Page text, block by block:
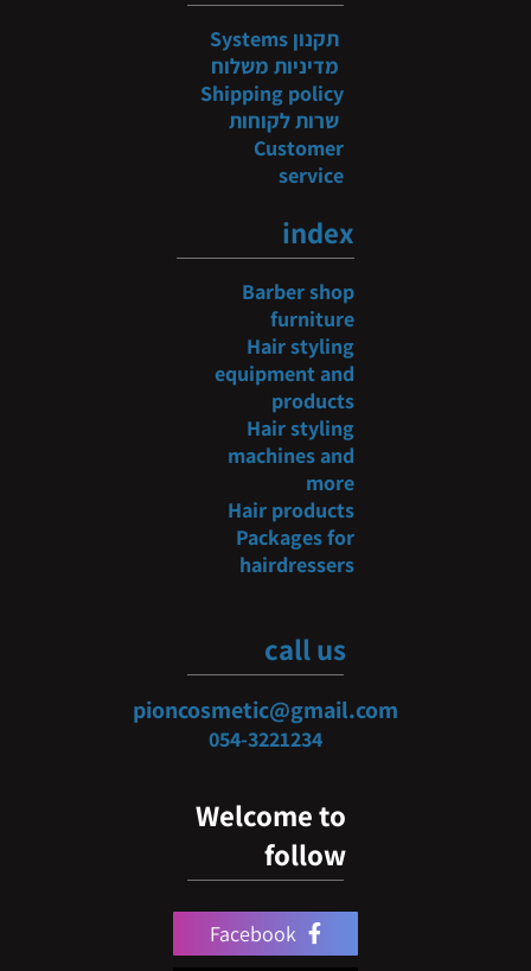
תקנון Systems
מדיניות משלוח
Shipping policy
שרות לקוחות
Customer
service
index
Barber shop
furniture
Hair styling
equipment and
products
Hair styling
machines and
more
Hair products
Packages for
hairdressers
call us
pioncosmetic@gmail.com
054-3221234
Welcome to
follow
Facebook